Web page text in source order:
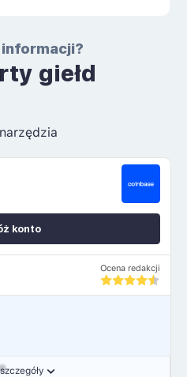
giełd
Ocena redakcji
konto